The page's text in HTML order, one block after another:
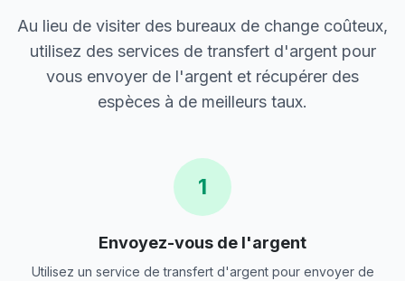
Au lieu de visiter des bureaux de change coûteux,
utilisez des services de transfert d'argent pour
vous envoyer de l'argent et récupérer des
espèces à de meilleurs taux.
1
Envoyez-vous de l'argent
Utilisez un service de transfert d'argent pour envoyer de